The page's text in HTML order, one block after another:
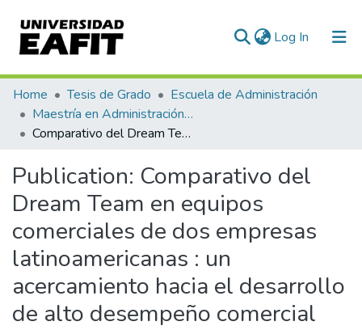
Log In (current)
Communities & Collections
All of DSpace
Home Tesis de Grado
Escuela de Administración
Maestría en Administración - MBA (tesis)
Comparativo del Dream Team en equipos comerciales de dos empresas latinoamericanas : un acercamiento hacia el desarrollo de alto desempeño comercial
Publication: Comparativo del
Dream Team en equipos
comerciales de dos empresas
latinoamericanas : un
acercamiento hacia el desarrollo
de alto desempeño comercial